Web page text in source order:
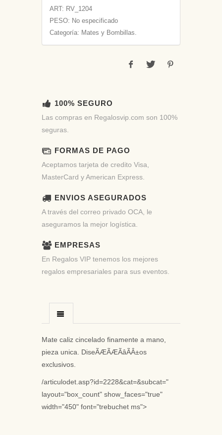
ART: RV_1204
PESO: No especificado
Categoría: Mates y Bombillas.
100% SEGURO
Las compras en Regalosvip.com son 100%
seguras.
FORMAS DE PAGO
Aceptamos tarjeta de credito Visa,
MasterCard y American Express.
ENVIOS ASEGURADOS
A través del correo privado OCA, le
aseguramos la mejor logística.
EMPRESAS
En Regalos VIP tenemos los mejores
regalos empresariales para sus eventos.
Mate caliz cincelado finamente a mano,
pieza unica. DiseÃÆÃÆÃâÃÂ±os
exclusivos.
/articulodet.asp?id=2228&cat=&subcat="
layout="box_count" show_faces="true"
width="450" font="trebuchet ms">